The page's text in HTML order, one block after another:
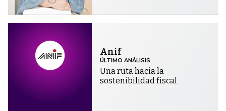
Anif
ÚLTIMO ANÁLISIS
Una ruta hacia la
sostenibilidad fiscal